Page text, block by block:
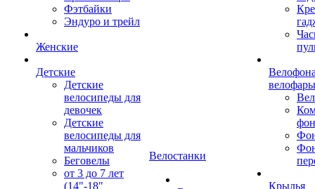
Фэтбайки
Эндуро и трейл
Женские
Детские
Детские
велосипеды для
девочек
Детские
велосипеды для
мальчиков
Беговелы
от 3 до 7 лет
(14"-18"
Велостанки
велофары
Крылья